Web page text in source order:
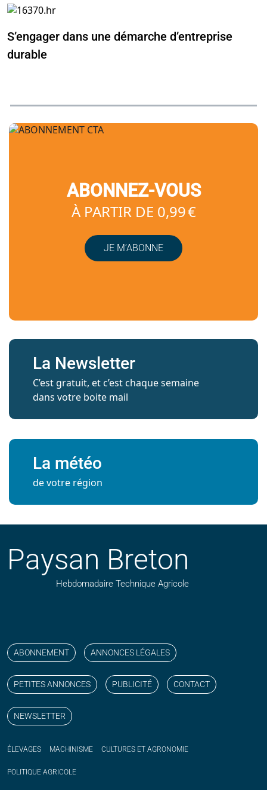
S’engager dans une démarche d’entreprise
durable
ABONNEZ-VOUS
À PARTIR DE 0,99 €
JE M’ABONNE
La Newsletter
C’est gratuit, et c’est chaque semaine
dans votre boite mail
La météo
de votre région
Paysan Breton
Hebdomadaire Technique Agricole
ABONNEMENT ANNONCES LÉGALES
PETITES ANNONCES PUBLICITÉ CONTACT
NEWSLETTER
ÉLEVAGES MACHINISME CULTURES ET AGRONOMIE
POLITIQUE AGRICOLE